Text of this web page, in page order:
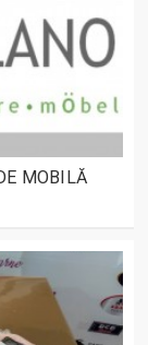
MOBILĂ